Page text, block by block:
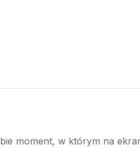
moment, w którym na